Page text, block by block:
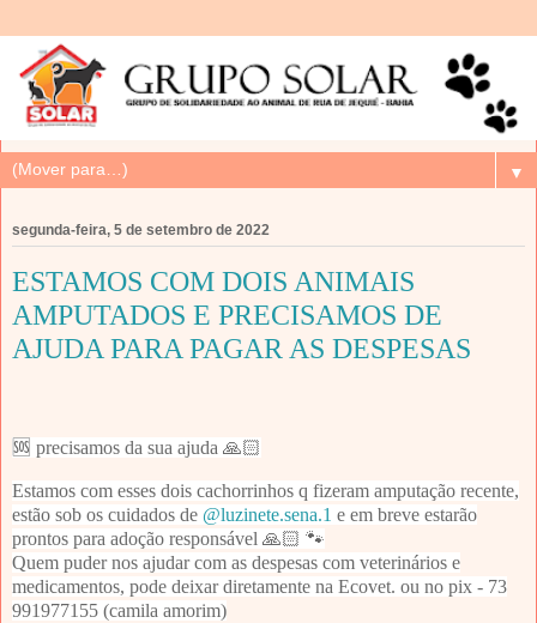
▼
segunda-feira, 5 de setembro de 2022
ESTAMOS COM DOIS ANIMAIS
AMPUTADOS E PRECISAMOS DE
AJUDA PARA PAGAR AS DESPESAS
🆘 precisamos da sua ajuda 🙏🏻
Estamos com esses dois cachorrinhos q fizeram amputação recente,
estão sob os cuidados de @luzinete.sena.1 e em breve estarão
prontos para adoção responsável 🙏🏻 🐾
Quem puder nos ajudar com as despesas com veterinários e
medicamentos, pode deixar diretamente na Ecovet. ou no pix - 73
991977155 (camila amorim)